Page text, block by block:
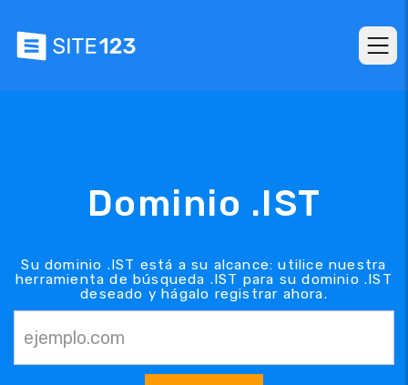
Dominio .IST
Su dominio .IST está a su alcance: utilice nuestra
herramienta de búsqueda .IST para su dominio .IST
deseado y hágalo registrar ahora.